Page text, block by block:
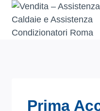
Salta
contenuto
Prima